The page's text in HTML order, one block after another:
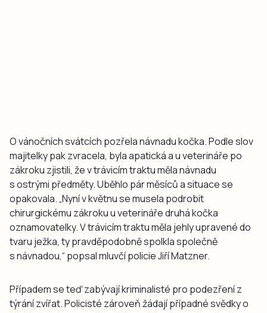
O vánočních svátcích pozřela návnadu kočka. Podle slov
majitelky pak zvracela, byla apatická a u veterináře po
zákroku zjistili, že v trávicím traktu měla návnadu
s ostrými předměty. Uběhlo pár měsíců a situace se
opakovala. „Nyní v květnu se musela podrobit
chirurgickému zákroku u veterináře druhá kočka
oznamovatelky. V trávicím traktu měla jehly upravené do
tvaru ježka, ty pravděpodobně spolkla společně
s návnadou,“ popsal mluvčí policie Jiří Matzner.
Případem se teď zabývají kriminalisté pro podezření z
týrání zvířat. Policisté zároveň žádají případné svědky o